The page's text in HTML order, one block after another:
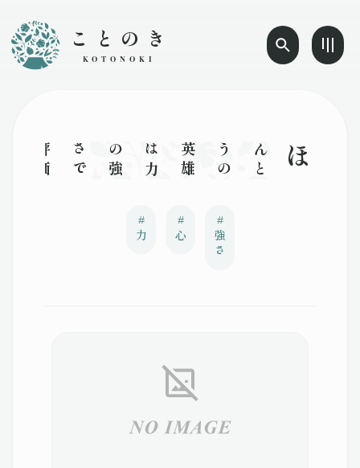
ことのき
KOTONOKI
ほん
と
う
の
英
雄
は
力
の
強
さ
で
評
価
さ
れ
る
の
で
は
ない
、
心
の
強
さ
で
評
価
さ
れ
る
の
#
力
#
心
#
強さ